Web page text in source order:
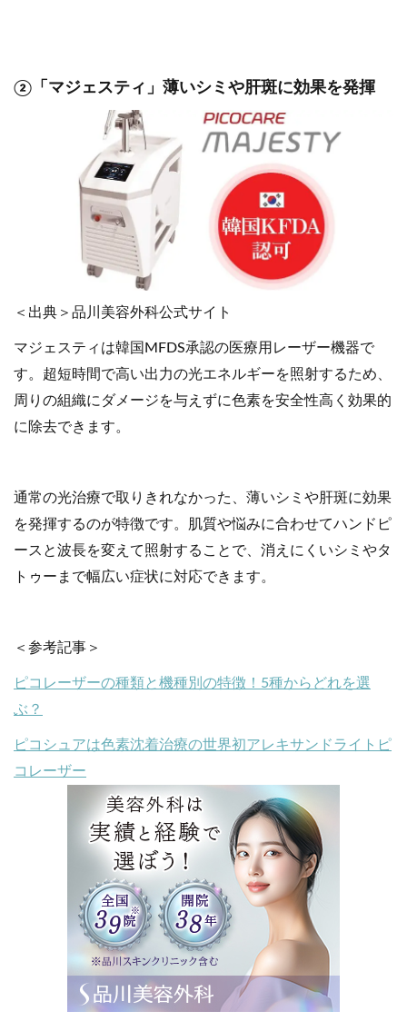
②「マジェスティ」薄いシミや肝斑に効果を発揮
＜出典＞品川美容外科公式サイト
マジェスティは韓国MFDS承認の医療用レーザー機器で
す。超短時間で高い出力の光エネルギーを照射するため、
周りの組織にダメージを与えずに色素を安全性高く効果的
に除去できます。
通常の光治療で取りきれなかった、薄いシミや肝斑に効果
を発揮するのが特徴です。肌質や悩みに合わせてハンドピ
ースと波長を変えて照射することで、消えにくいシミやタ
トゥーまで幅広い症状に対応できます。
＜参考記事＞
ピコレーザーの種類と機種別の特徴！5種からどれを選
ぶ？
ピコシュアは色素沈着治療の世界初アレキサンドライトピ
コレーザー